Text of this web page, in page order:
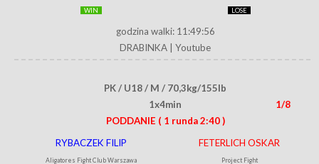
WIN LOSE
godzina walki: 11:49:56
DRABINKA
Youtube
PK / U18 / M / 70,3kg/155lb
1x4min
1/8
PODDANIE ( 1 runda 2:40 )
RYBACZEK FILIP
Aligatores Fight Club Warszawa
FETERLICH OSKAR
Project Fight